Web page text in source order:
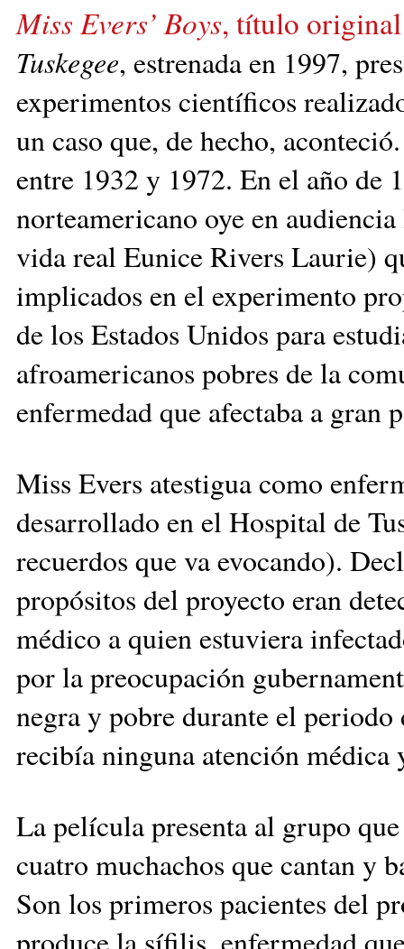
Miss Evers’ Boys, título
Tuskegee, estrenada en 1997,
experimentos científicos
un caso que, de hecho,
entre 1932 y 1972. En el año de
norteamericano oye en
vida real Eunice Rivers Laurie)
implicados en el experimento
de los Estados Unidos para
afroamericanos pobres de la
enfermedad que afectaba a gran
Miss Evers atestigua como
desarrollado en el Hospital de
recuerdos que va evocando).
propósitos del proyecto eran
médico a quien estuviera
por la preocupación
negra y pobre durante el periodo
recibía ninguna atención médica
La película presenta al grupo
cuatro muchachos que cantan y
Son los primeros pacientes del
produce la sífilis, enfermedad